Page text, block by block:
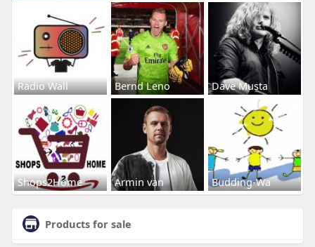
Radio Wall Bernd Leno Dave Musta
Shops2Home Armin van Budding-Wa
Products for sale